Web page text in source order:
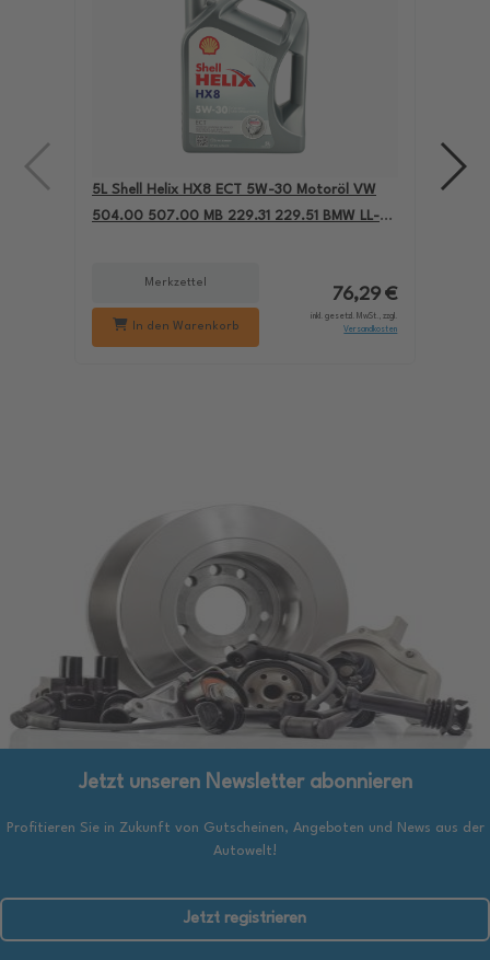
5L Shell Helix HX8 ECT 5W-30 Motoröl VW
504.00 507.00 MB 229.31 229.51 BMW LL-04
Merkzettel
In den Warenkorb
76,29 €
inkl. gesetzl. MwSt., zzgl.
Versandkosten
Jetzt unseren Newsletter abonnieren
Profitieren Sie in Zukunft von Gutscheinen, Angeboten und News aus der
Autowelt!
Jetzt registrieren